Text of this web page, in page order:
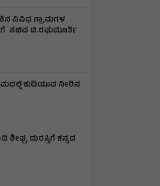
ವಿವಿಧ ಗ್ರಾಮಗಳ
ಸಚಿವ ಟಿ.ರಘುಮೂರ್ತಿ
ಕುಡಿಯುವ ನೀರಿನ
ಶೀಘ್ರ ದುರಸ್ತಿಗೆ ಕನ್ನಡ